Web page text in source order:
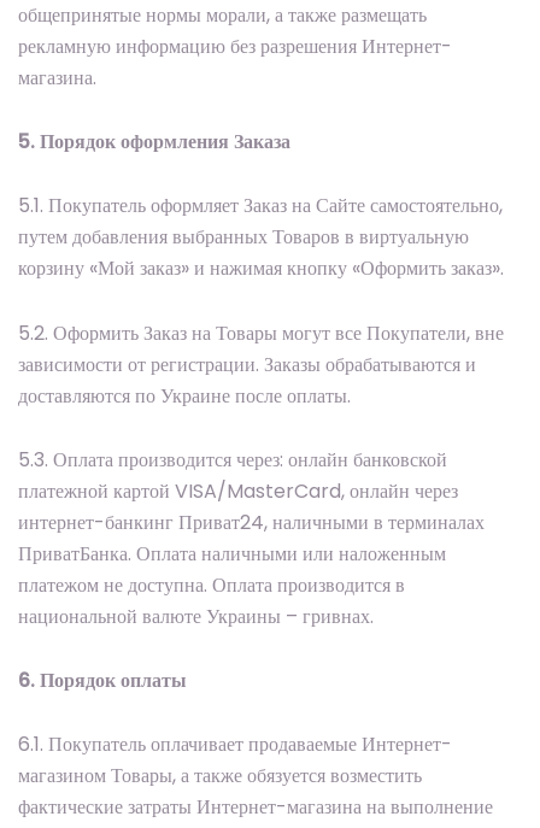
общепринятые нормы морали, а также размещать
рекламную информацию без разрешения Интернет-
магазина.
5. Порядок оформления Заказа
5.1. Покупатель оформляет Заказ на Сайте самостоятельно,
путем добавления выбранных Товаров в виртуальную
корзину «Мой заказ» и нажимая кнопку «Оформить заказ».
5.2. Оформить Заказ на Товары могут все Покупатели, вне
зависимости от регистрации. Заказы обрабатываются и
доставляются по Украине после оплаты.
5.3. Оплата производится через: онлайн банковской
платежной картой VISA/MasterCard, онлайн через
интернет-банкинг Приват24, наличными в терминалах
ПриватБанка. Оплата наличными или наложенным
платежом не доступна. Оплата производится в
национальной валюте Украины – гривнах.
6. Порядок оплаты
6.1. Покупатель оплачивает продаваемые Интернет-
магазином Товары, а также обязуется возместить
фактические затраты Интернет-магазина на выполнение